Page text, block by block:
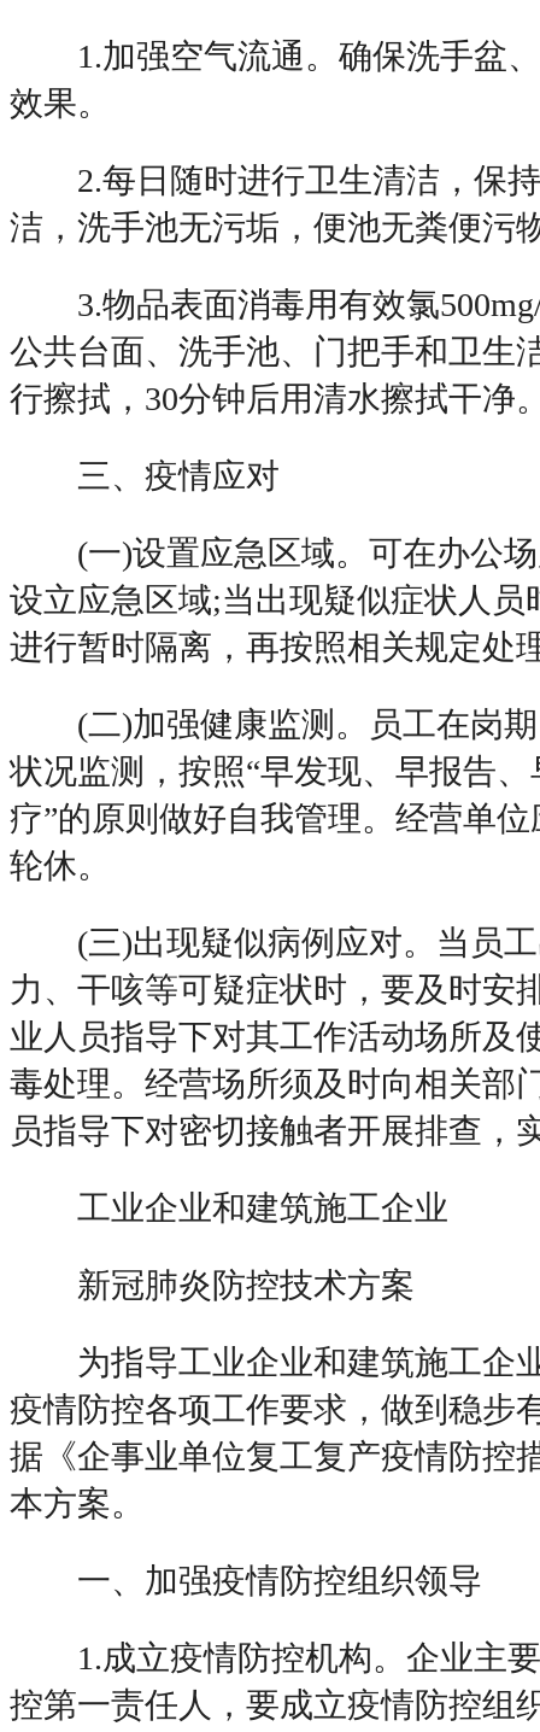
1.加强空气流通。确保洗手盆、
效果。
2.每日随时进行卫生清洁，保持
洁，洗手池无污垢，便池无粪便污
3.物品表面消毒用有效氯
公共台面、洗手池、门把手和卫生
行擦拭，30分钟后用清水擦拭干净
三、疫情应对
(一)设置应急区域。可在办公场
设立应急区域;当出现疑似症状人员
进行暂时隔离，再按照相关规定处
(二)加强健康监测。员工在岗期
状况监测，按照“早发现、早报告
疗”的原则做好自我管理。经营单
轮休。
(三)出现疑似病例应对。当员工
力、干咳等可疑症状时，要及时安
业人员指导下对其工作活动场所及
毒处理。经营场所须及时向相关部
员指导下对密切接触者开展排查，
工业企业和建筑施工企业
新冠肺炎防控技术方案
为指导工业企业和建筑施工企
疫情防控各项工作要求，做到稳步
据《企事业单位复工复产疫情防控
本方案。
一、加强疫情防控组织领导
1.成立疫情防控机构。企业主要
控第一责任人，要成立疫情防控组